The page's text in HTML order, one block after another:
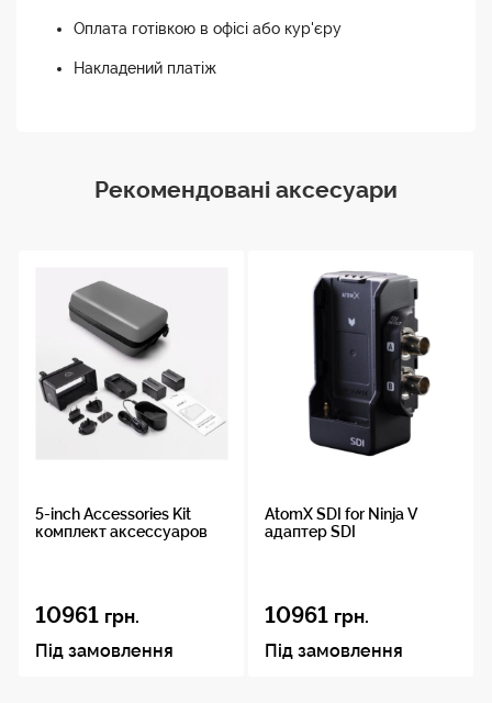
Оплата готівкою в офісі або кур'єру
Накладений платіж
Рекомендовані аксесуари
5-inch Accessories Kit
комплект аксессуаров
10961 грн.
Під замовлення
AtomX SDI for Ninja V
адаптер SDI
10961 грн.
Під замовлення